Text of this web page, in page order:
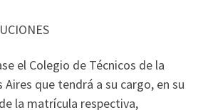
el Colegio de Técnicos de la
Aires que tendrá a su cargo, en su
la matrícula respectiva,